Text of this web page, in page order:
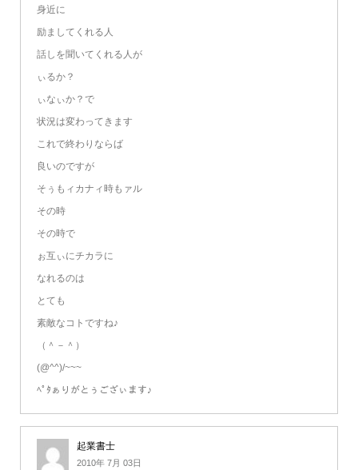
身近に
励ましてくれる人
話しを聞いてくれる人が
ぃるか？
ぃなぃか？で
状況は変わってきます
これで終わりならば
良いのですが
そぅもィカナィ時もァル
その時
その時で
ぉ互ぃにチカラに
なれるのは
とても
素敵なコトですね♪
（＾－＾）
(@^^)/~~~
ﾍﾟﾀぁりがとぅござぃます♪
起業書士
2010年 7月 03日